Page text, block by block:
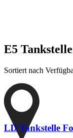
E5
Sortiert nach
LD Tankstelle